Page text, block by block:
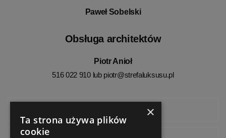
Paweł Sobelski
Obsługa architektów
Piotr Anioł
516 022 910 lub piotr@strefaluksusu.pl
×
Ta strona używa plików
cookie